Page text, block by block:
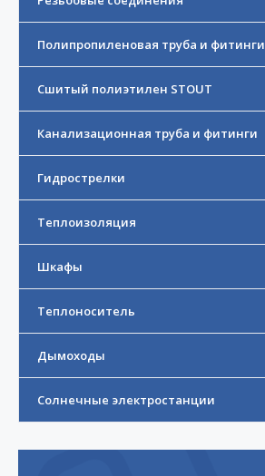
Полипропиленовая труба и фитинги
Сшитый полиэтилен STOUT
Канализационная труба и фитинги
Гидрострелки
Теплоизоляция
Шкафы
Теплоноситель
Дымоходы
Солнечные электростанции